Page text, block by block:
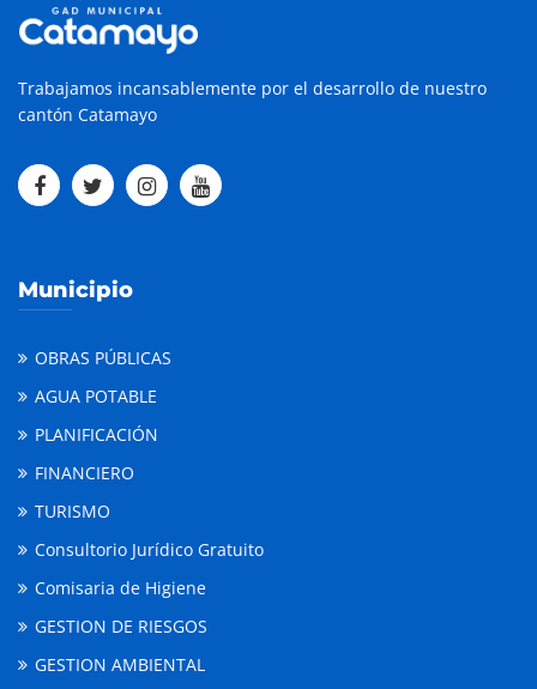
Trabajamos incansablemente por el desarrollo de nuestro
cantón Catamayo
Municipio
OBRAS PÚBLICAS
AGUA POTABLE
PLANIFICACIÓN
FINANCIERO
TURISMO
Consultorio Jurídico Gratuito
Comisaria de Higiene
GESTION DE RIESGOS
GESTION AMBIENTAL